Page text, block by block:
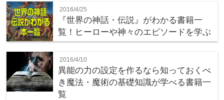
2016/4/25
『世界の神話・伝説』がわかる書籍一
覧！ヒーローや神々のエピソードを学ぶ
2016/4/10
異能の力の設定を作るなら知っておくべ
き魔法・魔術の基礎知識が学べる書籍一
覧